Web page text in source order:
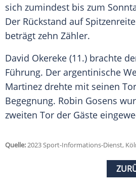
sich zumindest bis zum
Der Rückstand auf
beträgt zehn Zähler.
David Okereke (11.) brachte
Führung. Der argentinische
Martinez drehte mit seinen
Begegnung. Robin Gosens
zweiten Tor der Gäste
Quelle:2023 Sport-Informations-Dienst,